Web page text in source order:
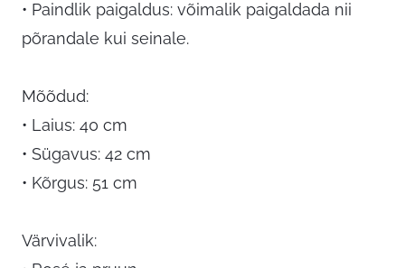
• Paindlik paigaldus: võimalik paigaldada nii
põrandale kui seinale.
Mõõdud:
• Laius: 40 cm
• Sügavus: 42 cm
• Kõrgus: 51 cm
Värvivalik: